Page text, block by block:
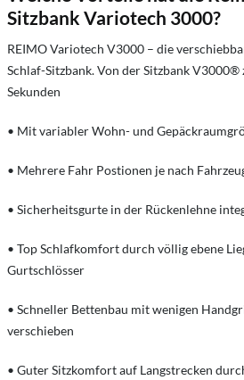
Sitzbank Variotech 3000?
REIMO Variotech V3000 – die
Schlaf-Sitzbank. Von der Sitzbank V3000®
Sekunden
• Mit variabler Wohn- und
• Mehrere Fahr Postionen je nach
• Sicherheitsgurte in der Rückenlehne
• Top Schlafkomfort durch völlig ebene
Gurtschlösser
• Schneller Bettenbau mit wenigen
verschieben
• Guter Sitzkomfort auf Langstrecken